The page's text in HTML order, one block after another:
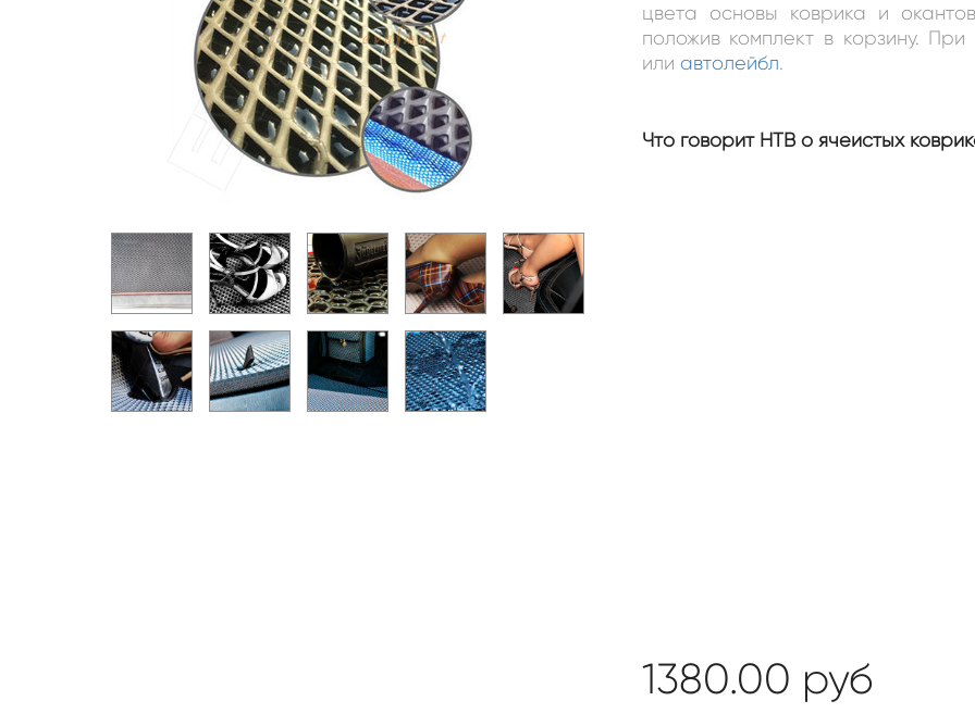
цвета основы коврика и
положив комплект в корзину.
или автолейбл.
Что говорит НТВ о ячеистых
1380.00 руб